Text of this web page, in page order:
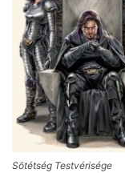
Sötétség Testvérisége